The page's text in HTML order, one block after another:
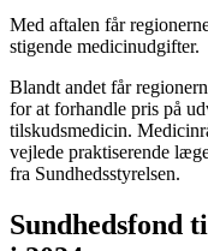
Med aftalen får
stigende medicinudgifter.
Blandt andet får
for at forhandle pris på
tilskudsmedicin.
vejlede praktiserende
fra Sundhedsstyrelsen.
Sundhedsfond